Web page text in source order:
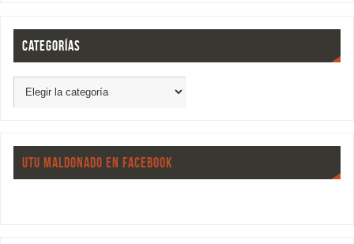
CATEGORÍAS
UTU MALDONADO EN FACEBOOK